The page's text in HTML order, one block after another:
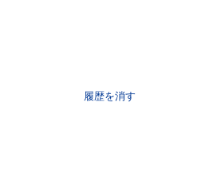
履歴を消す